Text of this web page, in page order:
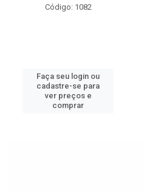
Código: 1082
Faça seu login ou
cadastre-se para
ver preços e
comprar